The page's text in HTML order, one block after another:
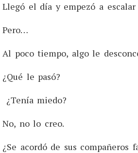
Llegó el día y empezó a escalar
Pero…
Al poco tiempo, algo le
¿Qué le pasó?
¿Tenía miedo?
No, no lo creo.
¿Se acordó de sus compañeros